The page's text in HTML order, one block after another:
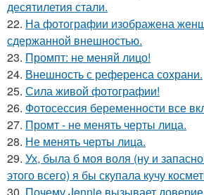
десятилетия стали.
22. На фотографии изображена
сдержанной внешностью.
23. Промпт: не меняй лицо!
24. Внешность с референса сохрани.
25. Сила живой фотографии!
26. Фотосессия беременности все
27. Промт - не менять черты лица.
28. Не менять черты лица.
29. Ух, была б моя воля (ну и
этого всего) я бы скупала кучу